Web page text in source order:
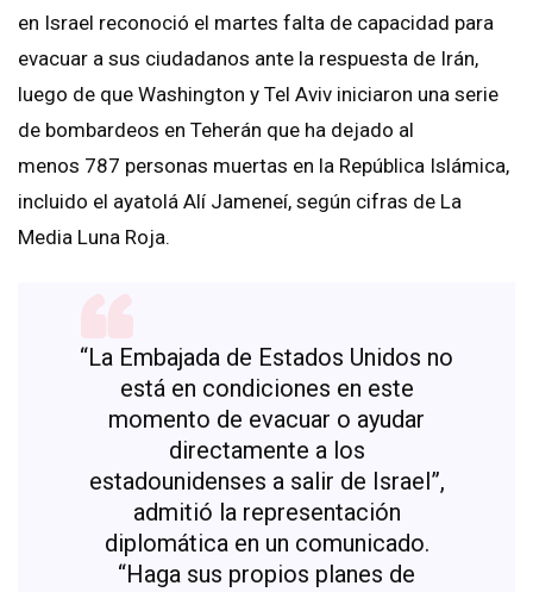
en Israel reconoció el martes falta de capacidad para
evacuar a sus ciudadanos ante la respuesta de Irán,
luego de que Washington y Tel Aviv iniciaron una serie
de bombardeos en Teherán que ha dejado al
menos 787 personas muertas en la República Islámica,
incluido el ayatolá Alí Jameneí, según cifras de La
Media Luna Roja.
“La Embajada de Estados Unidos no
está en condiciones en este
momento de evacuar o ayudar
directamente a los
estadounidenses a salir de Israel”,
admitió la representación
diplomática en un comunicado.
“Haga sus propios planes de